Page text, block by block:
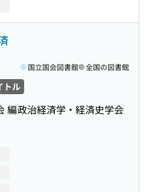
トル
編政治経済学・経済史学会
国立国会図書館 全国の図書館